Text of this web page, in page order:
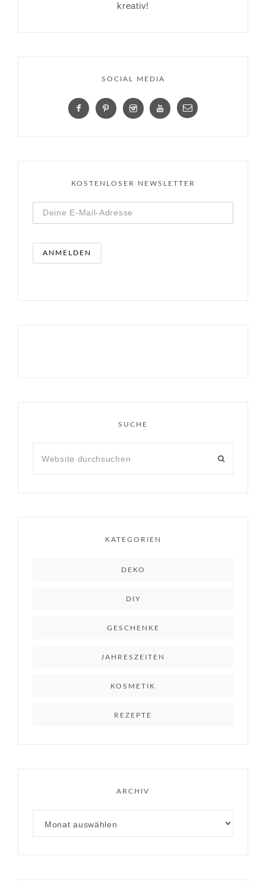
kreativ!
SOCIAL MEDIA
KOSTENLOSER NEWSLETTER
SUCHE
KATEGORIEN
DEKO
DIY
GESCHENKE
JAHRESZEITEN
KOSMETIK
REZEPTE
ARCHIV